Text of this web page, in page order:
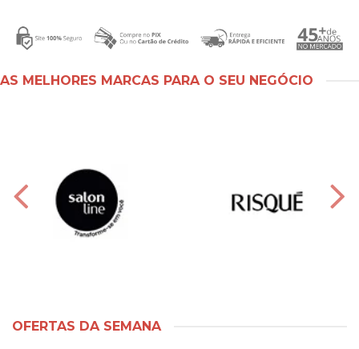
AS MELHORES MARCAS PARA O SEU NEGÓCIO
OFERTAS DA SEMANA